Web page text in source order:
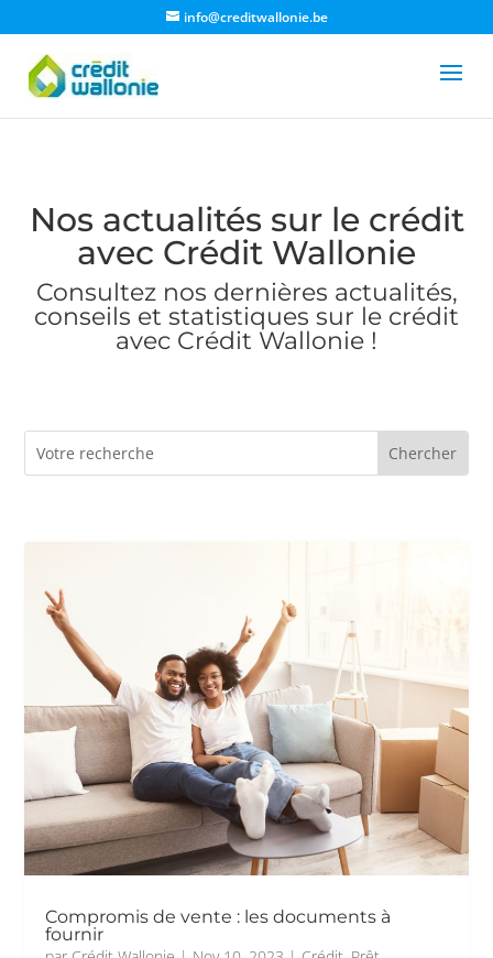
info@creditwallonie.be
Nos actualités sur le crédit
avec Crédit Wallonie
Consultez nos dernières actualités,
conseils et statistiques sur le crédit
avec Crédit Wallonie !
Compromis de vente : les documents à
fournir